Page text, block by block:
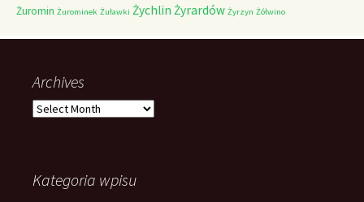
Żuromin Żurominek Żuławki Żychlin Żyrardów Żyrzyn Żółwino
Archives
Archives
Kategoria wpisu